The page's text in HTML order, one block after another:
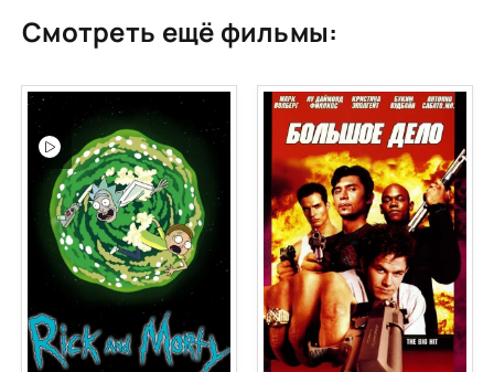
Смотреть ещё фильмы: